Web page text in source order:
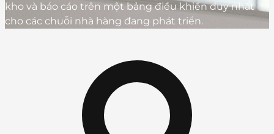
kho và báo cáo trên một bảng điều khiển duy nhất
cho các chuỗi nhà hàng đang phát triển.